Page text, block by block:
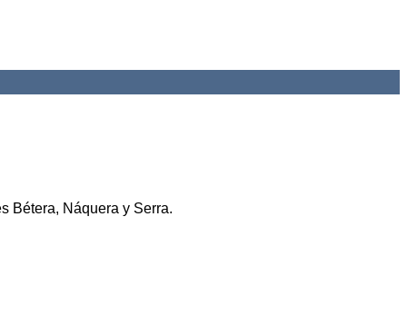
Add to wishlist
Bétera, Náquera y Serra.